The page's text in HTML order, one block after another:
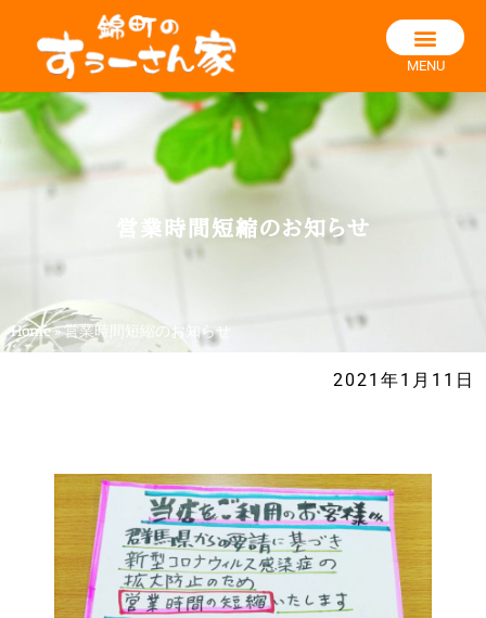
MENU
営業時間短縮のお知らせ
Home»営業時間短縮のお知らせ
2021年1月11日